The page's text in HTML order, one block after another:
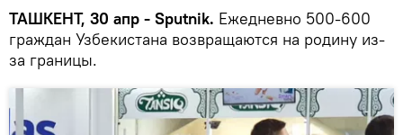
ТАШКЕНТ, 30 апр - Sputnik. Ежедневно 500-600
граждан Узбекистана возвращаются на родину из-
за границы.